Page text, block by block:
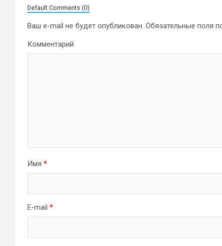
Default Comments (0)
Ваш e-mail не будет опубликован. Обязательные поля
Комментарий
Имя *
E-mail *